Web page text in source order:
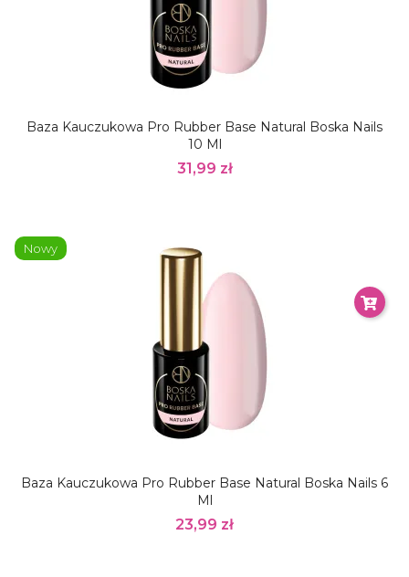
Baza Kauczukowa Pro Rubber Base Natural Boska Nails
10 Ml
31,99 zł
Baza Kauczukowa Pro Rubber Base Natural Boska Nails 6
Ml
23,99 zł
Nowy